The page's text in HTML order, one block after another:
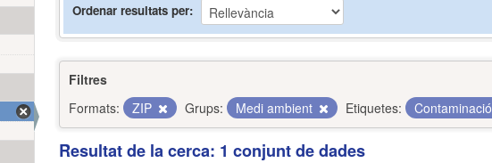
Ordenar resultats per
Filtres
Formats:
ZIP Grups: Medi ambient Etiquetes: Contaminació
Resultat de la cerca: 1 conjunt de dades